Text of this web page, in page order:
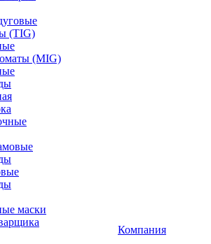
(TIG)
(MIG)
маски
Компания